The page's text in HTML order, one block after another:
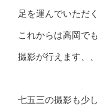
足を運んでいただ
これからは高岡で
撮影が行えます、
七五三の撮影も少